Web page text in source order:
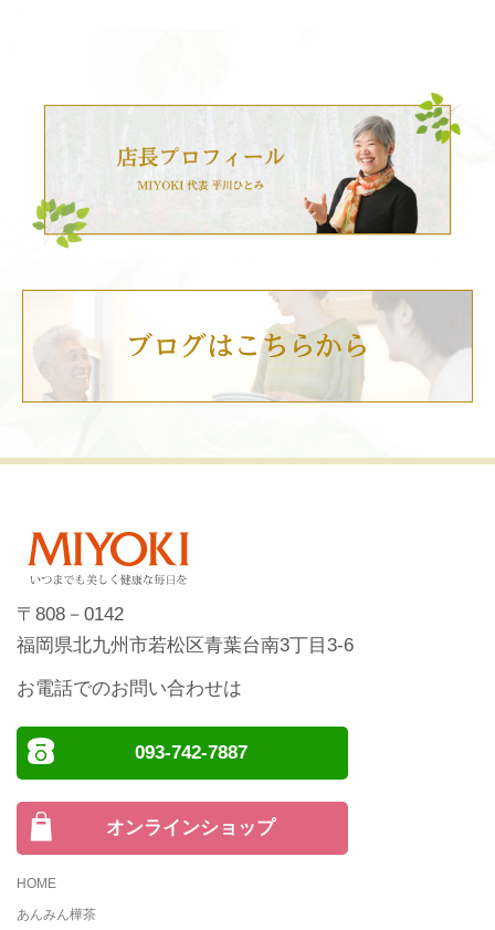
〒808－0142
福岡県北九州市若松区青葉台南3丁目3-6
お電話でのお問い合わせは
093-742-7887
オンラインショップ
HOME
あんみん樺茶